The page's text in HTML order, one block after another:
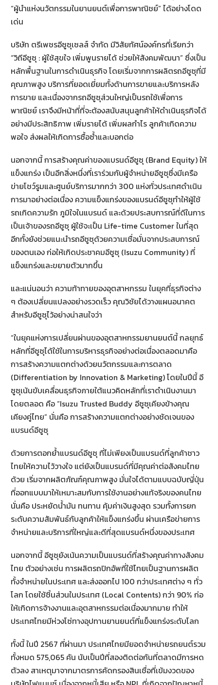
“ผู้นำแห่งนวัตกรรมในยานยนต์เพื่อการพาณิชย์” ได้อย่างโดด
เด่น
บริษัท ตรีเพชรอีซูซุเซลส์ จำกัด มีวิสัยทัศน์องค์กรที่เรียกว่า
“วิถีอีซูซุ : ผู้ใช้สุขใจ เพิ่มพูนรายได้ ช่วยให้สังคมพัฒนา” ซึ่งเป็น
หลักพื้นฐานในการดำเนินธุรกิจ โดยเริ่มจากการผลิตรถอีซูซุที่มี
คุณภาพสูง บริการที่ยอดเยี่ยมทั้งด้านการขายและบริการหลัง
การขาย และเนื่องจากรถอีซูซุส่วนใหญ่เป็นรถใช้เพื่อการ
พาณิชย์ เราจึงมีหน้าที่ที่จะต้องสนับสนุนลูกค้าให้ดำเนินธุรกิจได้
อย่างมีประสิทธิภาพ เพิ่มรายได้ เพิ่มผลกำไร ลูกค้าเกิดความ
พอใจ ส่งผลให้เกิดการซื้อซ้ำและบอกต่อ
นอกจากนี้ การสร้างคุณค่าของแบรนด์อีซูซุ (Brand Equity) ให้
แข็งแกร่ง เป็นอีกสิ่งหนึ่งที่เราร่วมกับผู้จำหน่ายอีซูซุซึ่งมีเครือ
ข่ายโชว์รูมและศูนย์บริการมากกว่า 300 แห่งทั่วประเทศดำเนิน
การมาอย่างต่อเนื่อง ความแข็งแกร่งของแบรนด์อีซูซุทำให้ผู้ใช้
รถเกิดความรัก ภูมิใจในแบรนด์ และด้วยประสบการณ์ที่ดีในการ
เป็นเจ้าของรถอีซูซุ ผู้ใช้จะเป็น Life-time Customer ในที่สุด
อีกทั้งยังช่วยแนะนำรถอีซูซุด้วยความเชื่อมั่นจากประสบการณ์
ของตนเอง ก่อให้เกิดประชาคมอีซูซุ (Isuzu Community) ที่
แข็งแกร่งและขยายตัวมากขึ้น
และแน่นอนว่า ความท้าทายของอุตสาหกรรม ในยุคที่ธุรกิจต่าง
ๆ ต้องเปลี่ยนแปลงอย่างรวดเร็ว คุณวิชัยได้วางแผนอนาคต
สำหรับอีซูซุไว้อย่างน่าสนใจว่า
“ในยุคแห่งการเปลี่ยนผ่านของอุตสาหกรรมยานยนต์นี้ กลยุทธ์
หลักที่อีซูซุได้ใช้ในการบริหารธุรกิจอย่างต่อเนื่องตลอดมาคือ
การสร้างความแตกต่างด้วยนวัตกรรมและการตลาด
(Differentiation by Innovation & Marketing) โดยในปีนี้ อี
ซูซุเน้นขับเคลื่อนธุรกิจภายใต้แนวคิดหลักที่เราดำเนินงานมา
โดยตลอด คือ “Isuzu Trusted Buddy อีซูซุเคียงข้างคุณ
เคียงคู่ไทย” นั่นคือ การสร้างความแตกต่างอย่างชัดเจนของ
แบรนด์อีซูซุ
ด้วยการตอกย้ำแบรนด์อีซูซุ ที่ไม่เพียงเป็นแบรนด์ที่ลูกค้าชาว
ไทยให้ความไว้วางใจ แต่ยังเป็นแบรนด์ที่มีคุณค่าต่อสังคมไทย
ด้วย เริ่มจากผลิตภัณฑ์คุณภาพสูง มั่นใจได้ตามแบบฉบับญี่ปุ่น
ที่ออกแบบมาให้เหมาะสมกับการใช้งานอย่างแท้จริงของคนไทย
นั่นคือ ประหยัดน้ำมัน ทนทาน คุ้มค่าเงินสูงสุด รวมทั้งการยก
ระดับความสัมพันธ์กับลูกค้าให้แข็งแกร่งขึ้น ผ่านเครือข่ายการ
จำหน่ายและบริการที่ใหญ่และดีที่สุดแบรนด์หนึ่งของประเทศ
นอกจากนี้ อีซูซุยังเน้นความเป็นแบรนด์ที่สร้างคุณค่าทางสังคม
ไทย ตัวอย่างเช่น การผลิตรถปิกอัพที่ใช้ไทยเป็นฐานการผลิต
ทั้งจำหน่ายในประเทศ และส่งออกไป 100 กว่าประเทศต่าง ๆ ทั่ว
โลก โดยใช้ชิ้นส่วนในประเทศ (Local Contents) กว่า 90% ก่อ
ให้เกิดการจ้างงานและอุตสาหกรรมต่อเนื่องมากมาย ทำให้
ประเทศไทยมีห่วงโซ่ทางอุปทานยานยนต์ที่แข็งแกร่งระดับโลก
ทั้งนี้ ในปี 2567 ที่ผ่านมา ประเทศไทยมียอดจำหน่ายรถยนต์รวม
ทั้งหมด 575,065 คัน นับเป็นปีที่สองติดต่อกันที่ตลาดมีการหด
ตัวลง สาเหตุมาจากมาตรการคัดกรองสินเชื่อที่เข้มงวดของ